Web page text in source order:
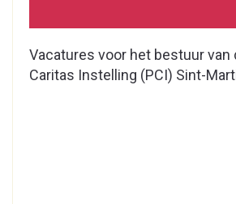
Vacatures voor het bestuur van
Caritas Instelling (PCI) Sint-